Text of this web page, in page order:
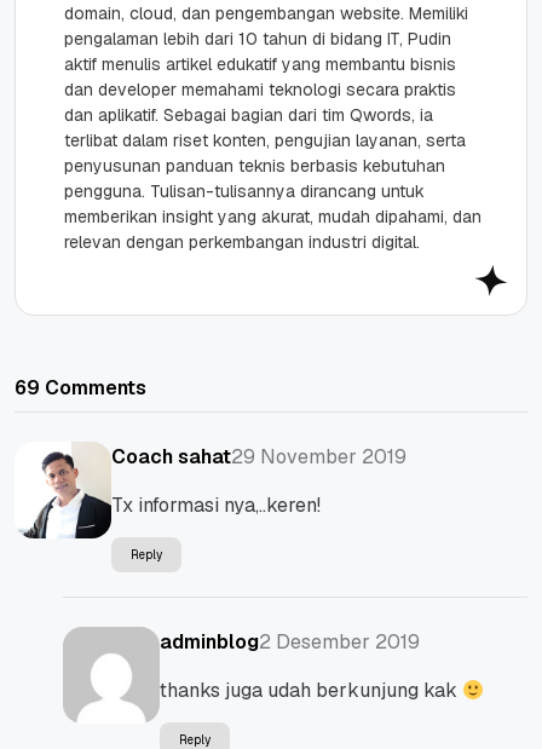
domain, cloud, dan pengembangan website. Memiliki
pengalaman lebih dari 10 tahun di bidang IT, Pudin
aktif menulis artikel edukatif yang membantu bisnis
dan developer memahami teknologi secara praktis
dan aplikatif. Sebagai bagian dari tim Qwords, ia
terlibat dalam riset konten, pengujian layanan, serta
penyusunan panduan teknis berbasis kebutuhan
pengguna. Tulisan-tulisannya dirancang untuk
memberikan insight yang akurat, mudah dipahami, dan
relevan dengan perkembangan industri digital.
69 Comments
Coach sahat29 November 2019
Tx informasi nya,..keren!
Reply
adminblog2 Desember 2019
thanks juga udah berkunjung kak
Reply